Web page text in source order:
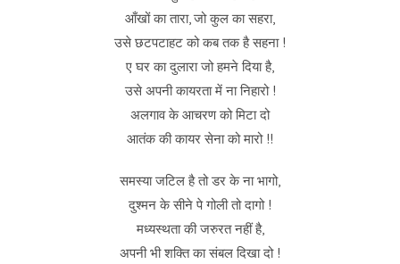
आँखों का तारा, जो कुल का सहरा,
उसे छटपटाहट को कब तक है सहना !
ए घर का दुलारा जो हमने दिया है,
उसे अपनी कायरता में ना निहारो !
अलगाव के आचरण को मिटा दो
आतंक की कायर सेना को मारो !!
समस्या जटिल है तो डर के ना भागो,
दुश्मन के सीने पे गोली तो दागो !
मध्यस्थता की जरुरत नहीं है,
अपनी भी शक्ति का संबल दिखा दो !